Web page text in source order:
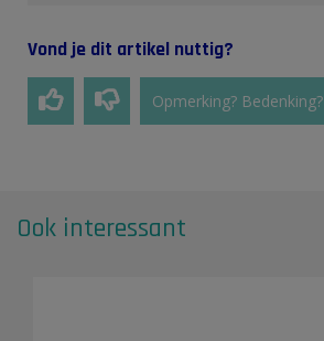
Vond je dit artikel nuttig?
Opmerking? Bedenking?
Ook interessant